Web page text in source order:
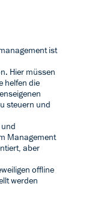
ist
Hier müssen
helfen die
steuern und
Management
aber
offline
werden